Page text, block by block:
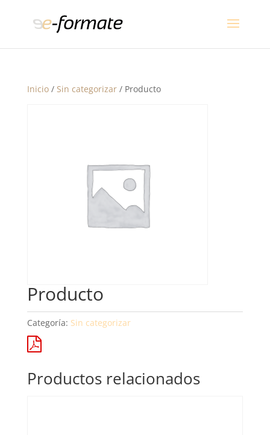
Inicio/ Sin categorizar/ Producto
Producto
Categoría: Sin categorizar
Productos relacionados